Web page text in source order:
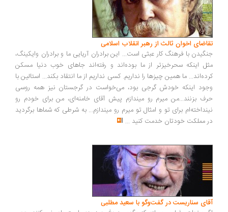
اخوان ثالث از رهبر انقلاب اسلامی
با فرهنگ کار عبثی است... این برادران آریایی ما و برادران وایکینگ،
اینکه سحرخیزتر از ما بوده‌اند و رفته‌اند جاهای خوب دنیا مسکن
ما همین چیزها را نداریم. کسی نداریم از ما انتقاد بکند... استالین با
اینکه خودش گرجی بود، می‌خواست در گرجستان نیز همه روسی
بزنند...من میرم رو میندازم پیش آقای خامنه‌ای، من برای خودم رو
برای تو و امثال تو میرم رو میندازم... به شرطی که شماها برگردید
مملکت خودتان خدمت کنید...
سناریست در گفت‌وگو با سعید مطلبی